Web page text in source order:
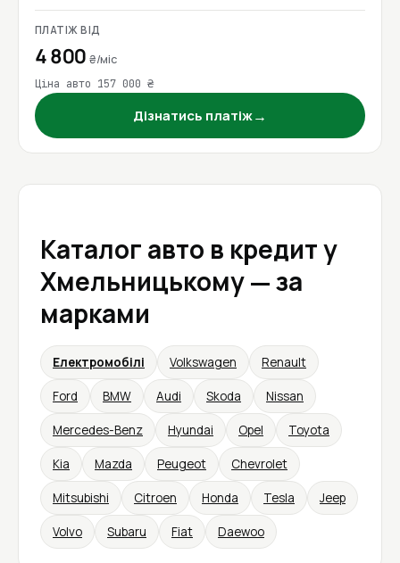
ПЛАТІЖ ВІД
4 800₴/міс
Ціна авто 157 000 ₴
Дізнатись платіж→
Каталог авто в кредит у
Хмельницькому — за
марками
Електромобілі Volkswagen Renault
Ford BMW Audi Skoda Nissan
Mercedes-Benz Hyundai Opel Toyota
Kia Mazda Peugeot Chevrolet
Mitsubishi Citroen Honda Tesla Jeep
Volvo Subaru Fiat Daewoo